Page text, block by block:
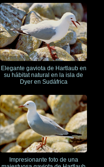
Elegante gaviota de Hartlaub en
su hábitat natural en la isla de
Dyer en Sudáfrica
Impresionante foto de una